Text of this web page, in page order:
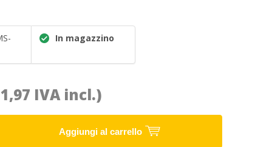
In magazzino
IVA incl.)
Aggiungi al carrello